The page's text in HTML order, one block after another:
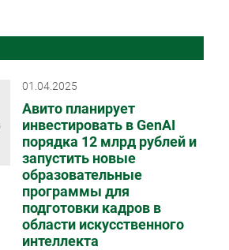
01.04.2025
Авито планирует
инвестировать в GenAI
порядка 12 млрд рублей и
запустить новые
образовательные
программы для
подготовки кадров в
области искусственного
интеллекта